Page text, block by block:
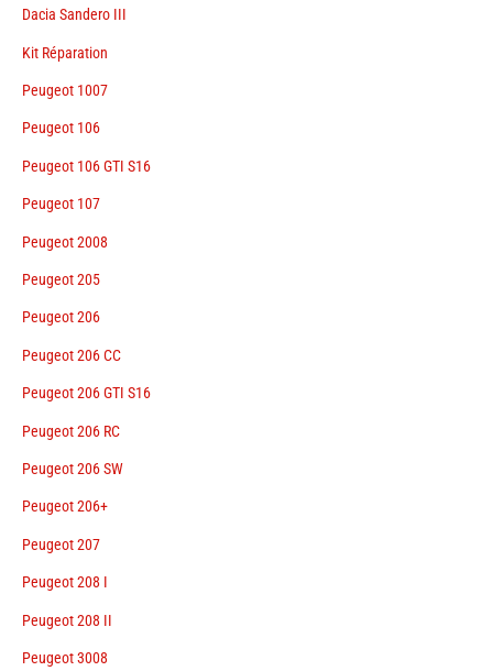
Dacia Sandero III
Kit Réparation
Peugeot 1007
Peugeot 106
Peugeot 106 GTI S16
Peugeot 107
Peugeot 2008
Peugeot 205
Peugeot 206
Peugeot 206 CC
Peugeot 206 GTI S16
Peugeot 206 RC
Peugeot 206 SW
Peugeot 206+
Peugeot 207
Peugeot 208 I
Peugeot 208 II
Peugeot 3008